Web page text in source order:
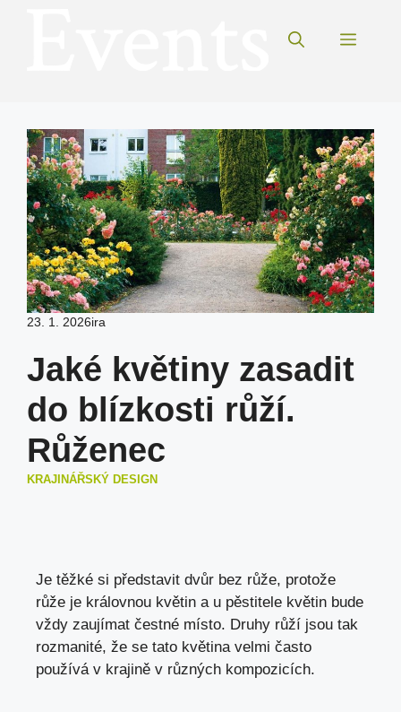
Menu
23. 1. 2026ira
Jaké květiny zasadit
do blízkosti růží.
Růženec
KRAJINÁŘSKÝ DESIGN
Je těžké si představit dvůr bez růže, protože
růže je královnou květin a u pěstitele květin bude
vždy zaujímat čestné místo. Druhy růží jsou tak
rozmanité, že se tato květina velmi často
používá v krajině v různých kompozicích.